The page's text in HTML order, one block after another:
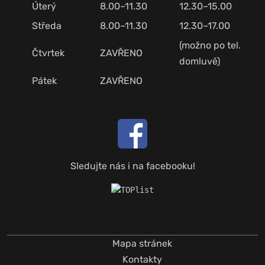
Úterý 8.00–11.30
12.30–15.00
Středa
8.00–11.30 12.30–17.00
Čtvrtek ZAVŘENO
(možno po tel.
domluvě)
Pátek
ZAVŘENO
Sledujte nás i na facebooku!
Mapa stránek
Kontakty